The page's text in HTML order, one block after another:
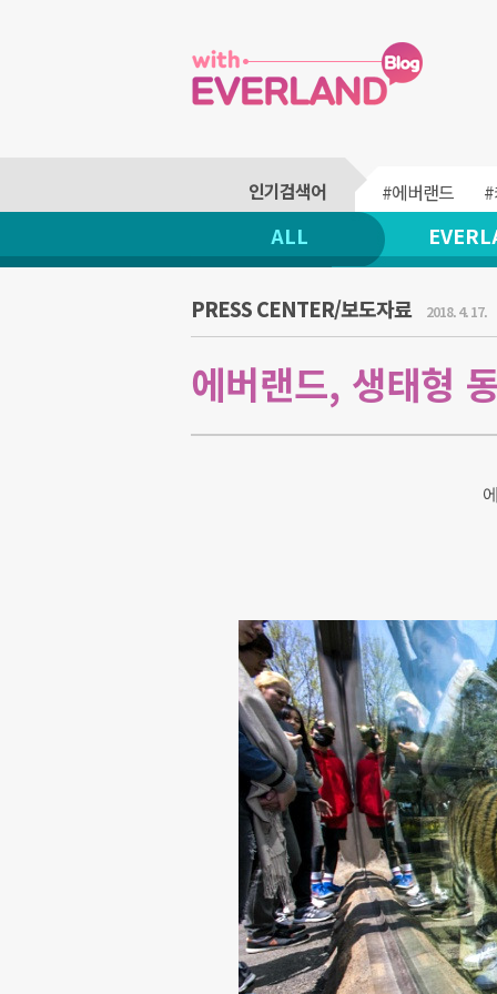
#에버랜드
ALL
PRESS CENTER/보도자료 2018. 4. 17.
에버랜드, 생태형